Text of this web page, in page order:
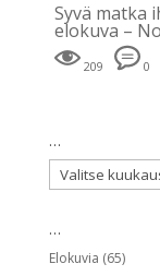
Syvä matka
elokuva –
209 0
…
…
Elokuvia (65)